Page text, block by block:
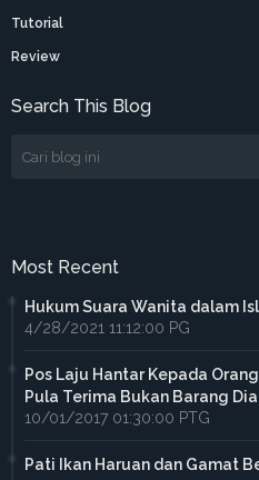
Tutorial
Review
Search This Blog
Most Recent
Hukum Suara Wanita dalam
4/28/2021 11:12:00 PG
Pos Laju Hantar Kepada
Pula Terima Bukan Barang Dia
10/01/2017 01:30:00 PTG
Pati Ikan Haruan dan Gamat